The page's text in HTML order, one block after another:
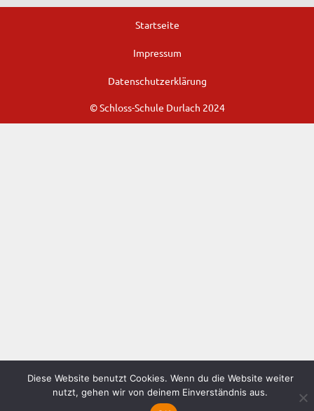
Startseite
Impressum
Datenschutzerklärung
© Schloss-Schule Durlach 2024
Diese Website benutzt Cookies. Wenn du die Website weiter
nutzt, gehen wir von deinem Einverständnis aus.